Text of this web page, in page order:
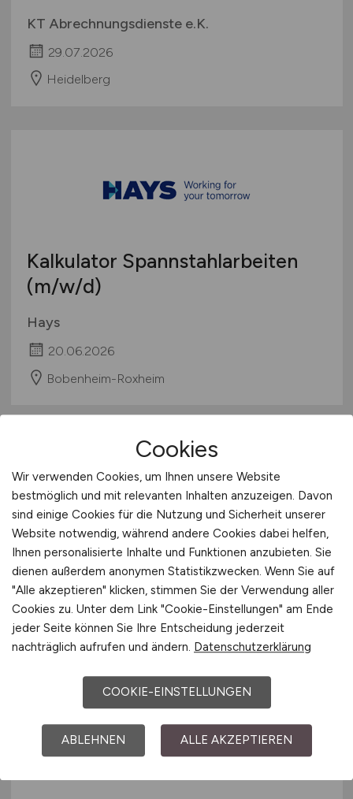
KT Abrechnungsdienste e.K.
29.07.2026
Heidelberg
Kalkulator Spannstahlarbeiten
(m/w/d)
Hays
20.06.2026
Bobenheim-Roxheim
Tax Manager(m/w/d)
Hays
11.05.2026
Mannheim
Cookies
Wir verwenden Cookies, um Ihnen unsere Website
bestmöglich und mit relevanten Inhalten anzuzeigen. Davon
sind einige Cookies für die Nutzung und Sicherheit unserer
Website notwendig, während andere Cookies dabei helfen,
Ihnen personalisierte Inhalte und Funktionen anzubieten. Sie
dienen außerdem anonymen Statistikzwecken. Wenn Sie auf
"Alle akzeptieren" klicken, stimmen Sie der Verwendung aller
Cookies zu. Unter dem Link "Cookie-Einstellungen" am Ende
jeder Seite können Sie Ihre Entscheidung jederzeit
nachträglich aufrufen und ändern. Datenschutzerklärung
COOKIE-EINSTELLUNGEN
ABLEHNEN ALLE AKZEPTIEREN